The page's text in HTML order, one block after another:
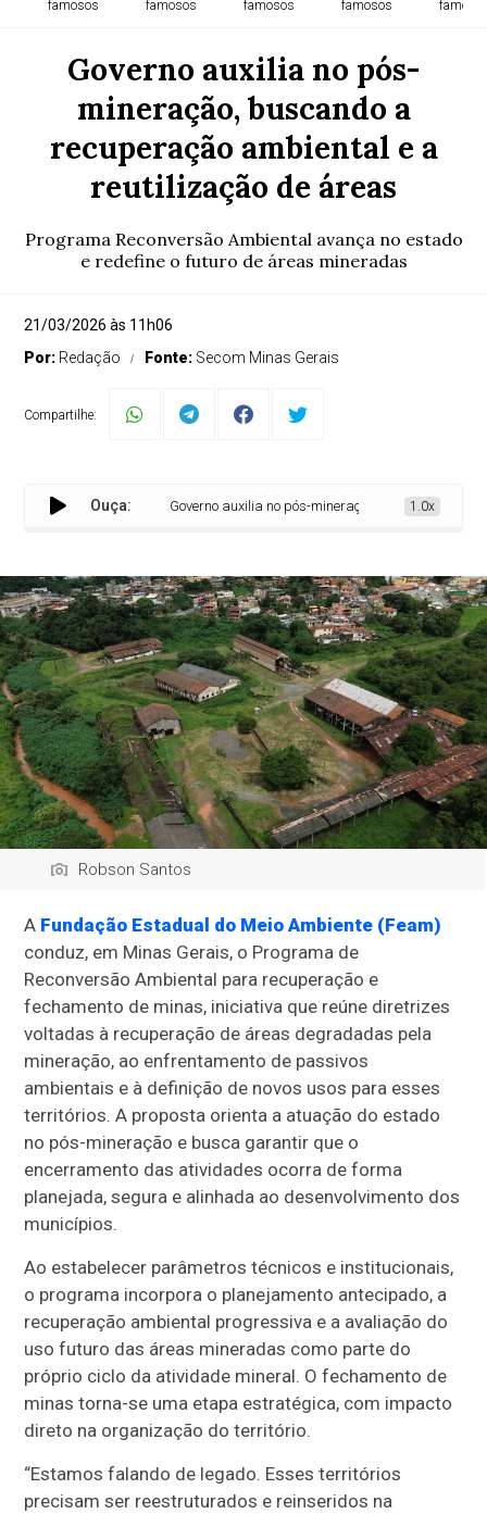
famosos famosos famosos famosos
Governo auxilia no pós-
mineração, buscando a
recuperação ambiental e a
reutilização de áreas
Programa Reconversão Ambiental avança no estado
e redefine o futuro de áreas mineradas
21/03/2026 às 11h06
Por: Redação Fonte: Secom Minas Gerais
Compartilhe:
Ouça: Governo auxilia no pós-mineração, buscando a
1.0x
Robson Santos
A Fundação Estadual do Meio Ambiente (Feam)
conduz, em Minas Gerais, o Programa de
Reconversão Ambiental para recuperação e
fechamento de minas, iniciativa que reúne diretrizes
voltadas à recuperação de áreas degradadas pela
mineração, ao enfrentamento de passivos
ambientais e à definição de novos usos para esses
territórios. A proposta orienta a atuação do estado
no pós-mineração e busca garantir que o
encerramento das atividades ocorra de forma
planejada, segura e alinhada ao desenvolvimento dos
municípios.
Ao estabelecer parâmetros técnicos e institucionais,
o programa incorpora o planejamento antecipado, a
recuperação ambiental progressiva e a avaliação do
uso futuro das áreas mineradas como parte do
próprio ciclo da atividade mineral. O fechamento de
minas torna-se uma etapa estratégica, com impacto
direto na organização do território.
“Estamos falando de legado. Esses territórios
precisam ser reestruturados e reinseridos na